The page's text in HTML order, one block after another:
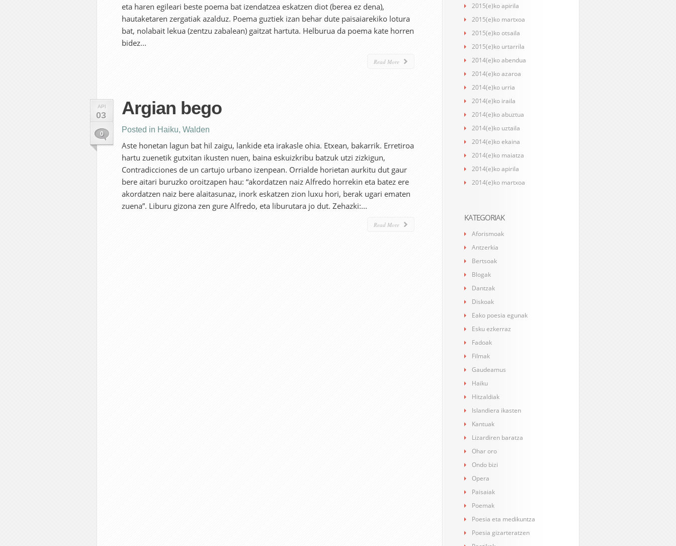
eta haren egileari beste poema bat izendatzea eskatzen diot (berea ez dena),
hautaketaren zergatiak azalduz. Poema guztiek izan behar dute paisaiarekiko lotura
bat, nolabait lekua (zentzu zabalean) gaitzat hartuta. Helburua da poema kate horren
bidez...
Read More
API
03
0
Argian bego
Posted in Haiku, Walden
Aste honetan lagun bat hil zaigu, lankide eta irakasle ohia. Etxean, bakarrik. Erretiroa
hartu zuenetik gutxitan ikusten nuen, baina eskuizkribu batzuk utzi zizkigun,
Contradicciones de un cartujo urbano izenpean. Orrialde horietan aurkitu dut gaur
bere aitari buruzko oroitzapen hau: “akordatzen naiz Alfredo horrekin eta batez ere
akordatzen naiz bere alaitasunaz, inork eskatzen zion luxu hori, berak ugari ematen
zuena”. Liburu gizona zen gure Alfredo, eta liburutara jo dut. Zehazki:...
Read More
2015(e)ko apirila
2015(e)ko martxoa
2015(e)ko otsaila
2015(e)ko urtarrila
2014(e)ko abendua
2014(e)ko azaroa
2014(e)ko urria
2014(e)ko iraila
2014(e)ko abuztua
2014(e)ko uztaila
2014(e)ko ekaina
2014(e)ko maiatza
2014(e)ko apirila
2014(e)ko martxoa
KATEGORIAK
Aforismoak
Antzerkia
Bertsoak
Blogak
Dantzak
Diskoak
Eako poesia egunak
Esku ezkerraz
Fadoak
Filmak
Gaudeamus
Haiku
Hitzaldiak
Islandiera ikasten
Kantuak
Lizardiren baratza
Ohar oro
Ondo bizi
Opera
Paisaiak
Poemak
Poesia eta medikuntza
Poesia gizarteratzen